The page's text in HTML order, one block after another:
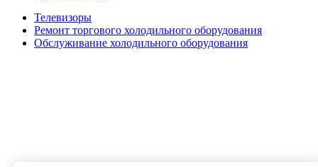
Телевизоры
Ремонт торгового холодильного оборудования
Обслуживание холодильного оборудования